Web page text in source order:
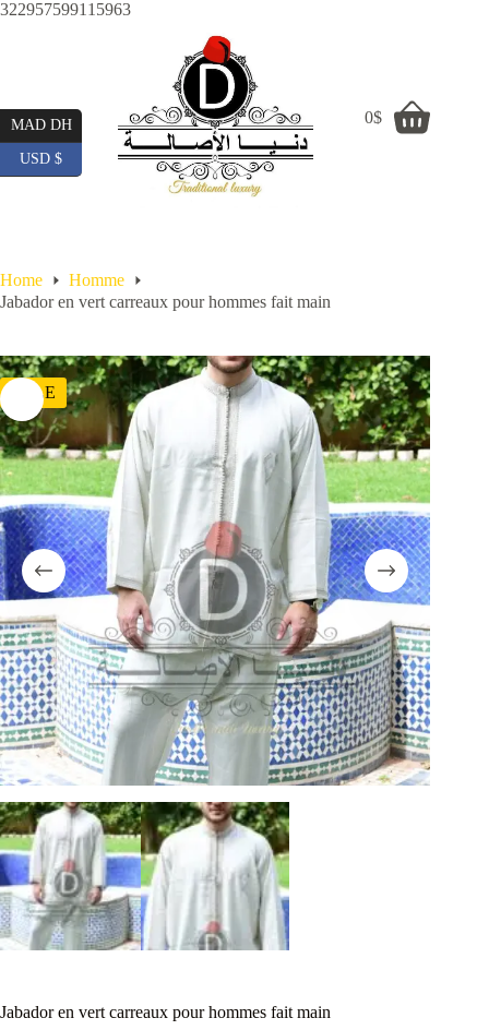
322957599115963Skip
Shopping
0$
Home
Homme
Jabador en vert carreaux pour hommes fait main
SALE
Jabador en vert carreaux pour hommes fait main
MAD DH
USD $